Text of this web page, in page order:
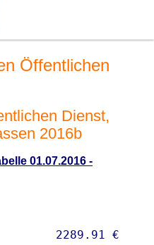
Öffentlichen
Dienst,
2016b
01.07.2016 -